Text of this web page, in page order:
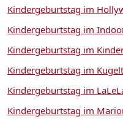
Kindergeburtstag im
Kindergeburtstag im
Kindergeburtstag im
Kindergeburtstag im
Kindergeburtstag im
Kindergeburtstag im